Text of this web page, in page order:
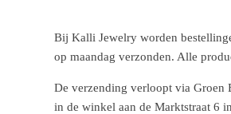
Bij Kalli Jewelry worden
op maandag verzonden. Alle
De verzending verloopt via Groen
in de winkel aan de Marktstraat 6